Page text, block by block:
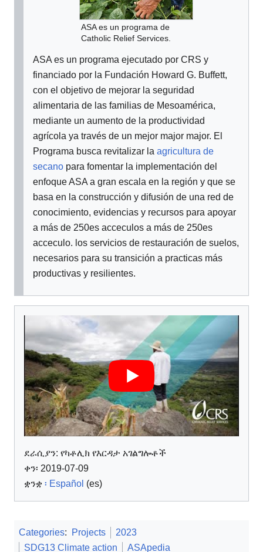
ASA es un programa de
Catholic Relief Services.
ASA es un programa ejecutado por CRS y
financiado por la Fundación Howard G. Buffett,
con el objetivo de mejorar la seguridad
alimentaria de las familias de Mesoamérica,
mediante un aumento de la productividad
agrícola ya través de un mejor major major. El
Programa busca revitalizar la agricultura de
secano para fomentar la implementación del
enfoque ASA a gran escala en la región y que se
basa en la construcción y difusión de una red de
conocimiento, evidencias y recursos para apoyar
a más de 250es acceculos a más de 250es
acceculo. los servicios de restauración de suelos,
necesarios para su transición a practicas más
productivas y resilientes.
ደራሲያን: የካቶሊክ የእርዳታ አገልግሎቶች
ቀን፡ 2019-07-09
ቋንቋ ፡ Español (es)
Categories: Projects
2023
SDG13 Climate action
ASApedia